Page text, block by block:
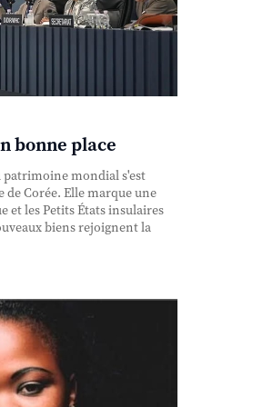
bonne place
patrimoine mondial s'est
de Corée. Elle marque une
et les Petits États insulaires
biens rejoignent la